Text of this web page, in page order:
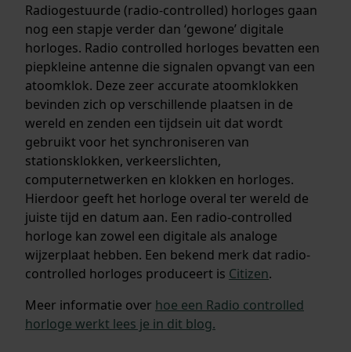
Radiogestuurde (radio-controlled) horloges gaan
nog een stapje verder dan ‘gewone’ digitale
horloges. Radio controlled horloges bevatten een
piepkleine antenne die signalen opvangt van een
atoomklok. Deze zeer accurate atoomklokken
bevinden zich op verschillende plaatsen in de
wereld en zenden een tijdsein uit dat wordt
gebruikt voor het synchroniseren van
stationsklokken, verkeerslichten,
computernetwerken en klokken en horloges.
Hierdoor geeft het horloge overal ter wereld de
juiste tijd en datum aan. Een radio-controlled
horloge kan zowel een digitale als analoge
wijzerplaat hebben. Een bekend merk dat radio-
controlled horloges produceert is Citizen.
Meer informatie over hoe een Radio controlled
horloge werkt lees je in dit blog.